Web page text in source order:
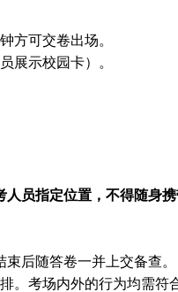
方可交卷出场。
展示校园卡）。
员指定位置，不得随身携
后随答卷一并上交备查。
。考场内外的行为均需符